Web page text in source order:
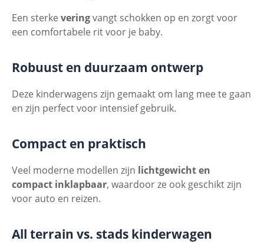
Een sterke veringvangt schokken op en zorgt voor
een comfortabele rit voor je baby.
Robuust en duurzaam ontwerp
Deze kinderwagens zijn gemaakt om lang mee te gaan
en zijn perfect voor intensief gebruik.
Compact en praktisch
Veel moderne modellen zijn lichtgewicht en
compact inklapbaar, waardoor ze ook geschikt zijn
voor auto en reizen.
All terrain vs. stads kinderwagen